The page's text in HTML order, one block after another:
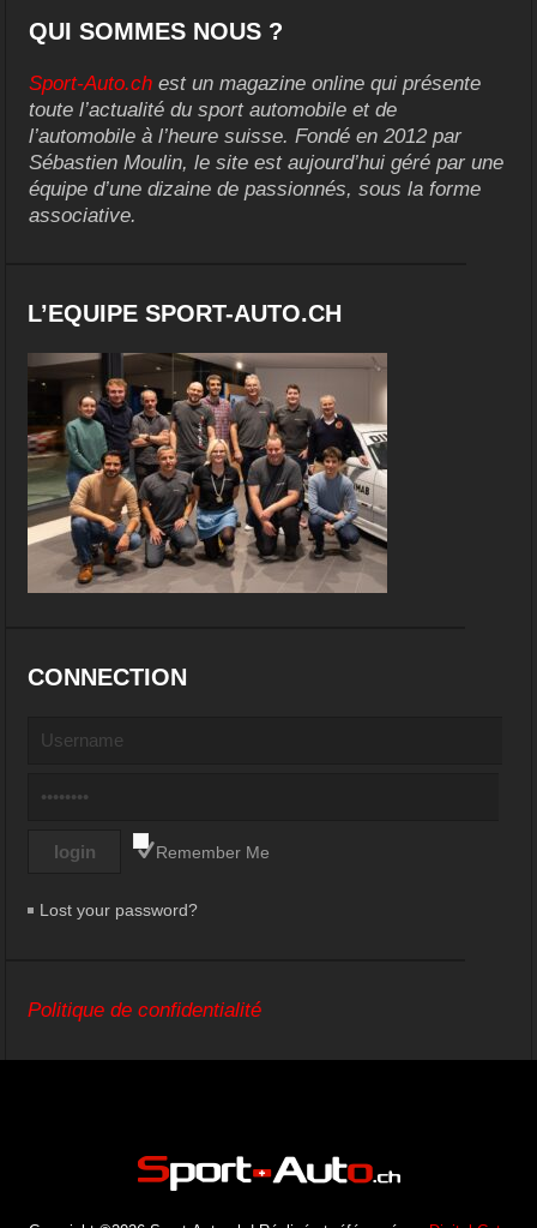
QUI SOMMES NOUS ?
Sport-Auto.ch est un magazine online qui présente
toute l’actualité du sport automobile et de
l’automobile à l’heure suisse. Fondé en 2012 par
Sébastien Moulin, le site est aujourd’hui géré par une
équipe d’une dizaine de passionnés, sous la forme
associative.
L’EQUIPE SPORT-AUTO.CH
CONNECTION
Remember Me
Lost your password?
Politique de confidentialité